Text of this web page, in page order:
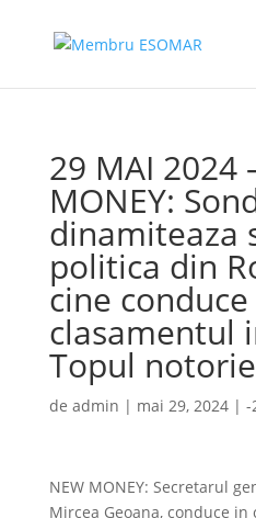
29 MAI 2024
MONEY:
dinamiteaza
politica din
cine
clasamentul
Topul
de admin | mai 29, 2024| -
NEW MONEY: Secretarul
Mircea Geoana, conduce